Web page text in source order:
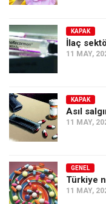
KAPAK
İlaç
11 MAY,
KAPAK
Asıl
11 MAY,
GENEL
Türkiye
11 MAY,